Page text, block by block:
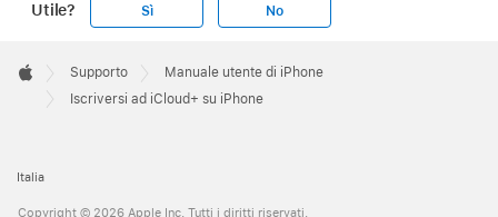
Utile? Sì No
Footer

Apple
Supporto
Manuale utente di iPhone
Iscriversi ad iCloud+ su iPhone
Italia
Copyright © 2026 Apple Inc. Tutti i diritti riservati.